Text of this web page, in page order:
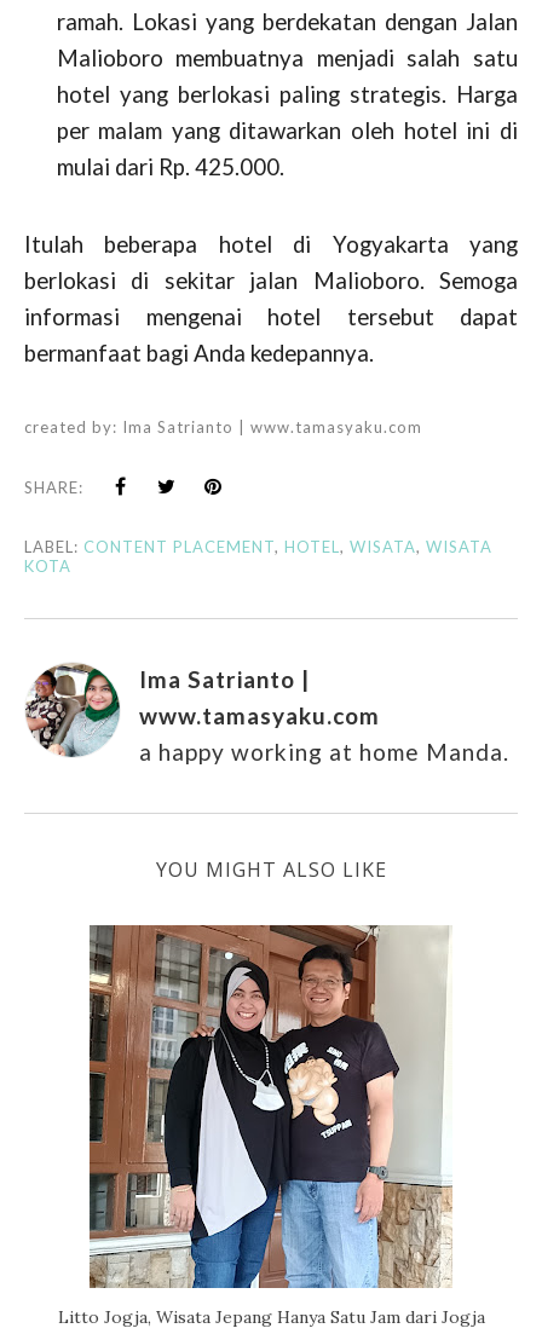
ramah. Lokasi yang berdekatan dengan Jalan
Malioboro membuatnya menjadi salah satu
hotel yang berlokasi paling strategis. Harga
per malam yang ditawarkan oleh hotel ini di
mulai dari Rp. 425.000.
Itulah beberapa hotel di Yogyakarta yang
berlokasi di sekitar jalan Malioboro. Semoga
informasi mengenai hotel tersebut dapat
bermanfaat bagi Anda kedepannya.
created by: Ima Satrianto | www.tamasyaku.com
SHARE:
LABEL: CONTENT PLACEMENT, HOTEL, WISATA, WISATA
KOTA
Ima Satrianto |
www.tamasyaku.com
a happy working at home Manda.
YOU MIGHT ALSO LIKE
Litto Jogja, Wisata Jepang Hanya Satu Jam dari Jogja